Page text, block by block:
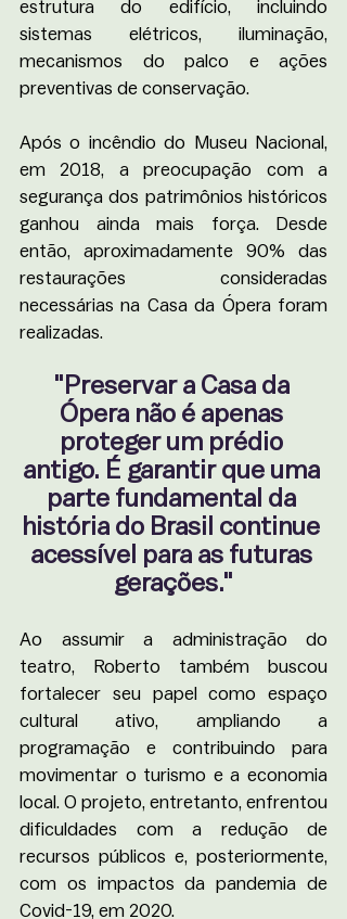
estrutura do edifício, incluindo
sistemas elétricos, iluminação,
mecanismos do palco e ações
preventivas de conservação.
Após o incêndio do Museu Nacional,
em 2018, a preocupação com a
segurança dos patrimônios históricos
ganhou ainda mais força. Desde
então, aproximadamente 90% das
restaurações consideradas
necessárias na Casa da Ópera foram
realizadas.
"Preservar a Casa da
Ópera não é apenas
proteger um prédio
antigo. É garantir que uma
parte fundamental da
história do Brasil continue
acessível para as futuras
gerações."
Ao assumir a administração do
teatro, Roberto também buscou
fortalecer seu papel como espaço
cultural ativo, ampliando a
programação e contribuindo para
movimentar o turismo e a economia
local. O projeto, entretanto, enfrentou
dificuldades com a redução de
recursos públicos e, posteriormente,
com os impactos da pandemia de
Covid-19, em 2020.